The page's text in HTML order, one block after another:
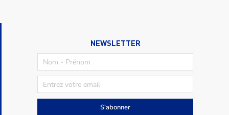
NEWSLETTER
S'abonner